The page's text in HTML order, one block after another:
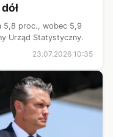
5,8 proc., wobec 5,9
Urząd Statystyczny.
23.07.2026 10:35